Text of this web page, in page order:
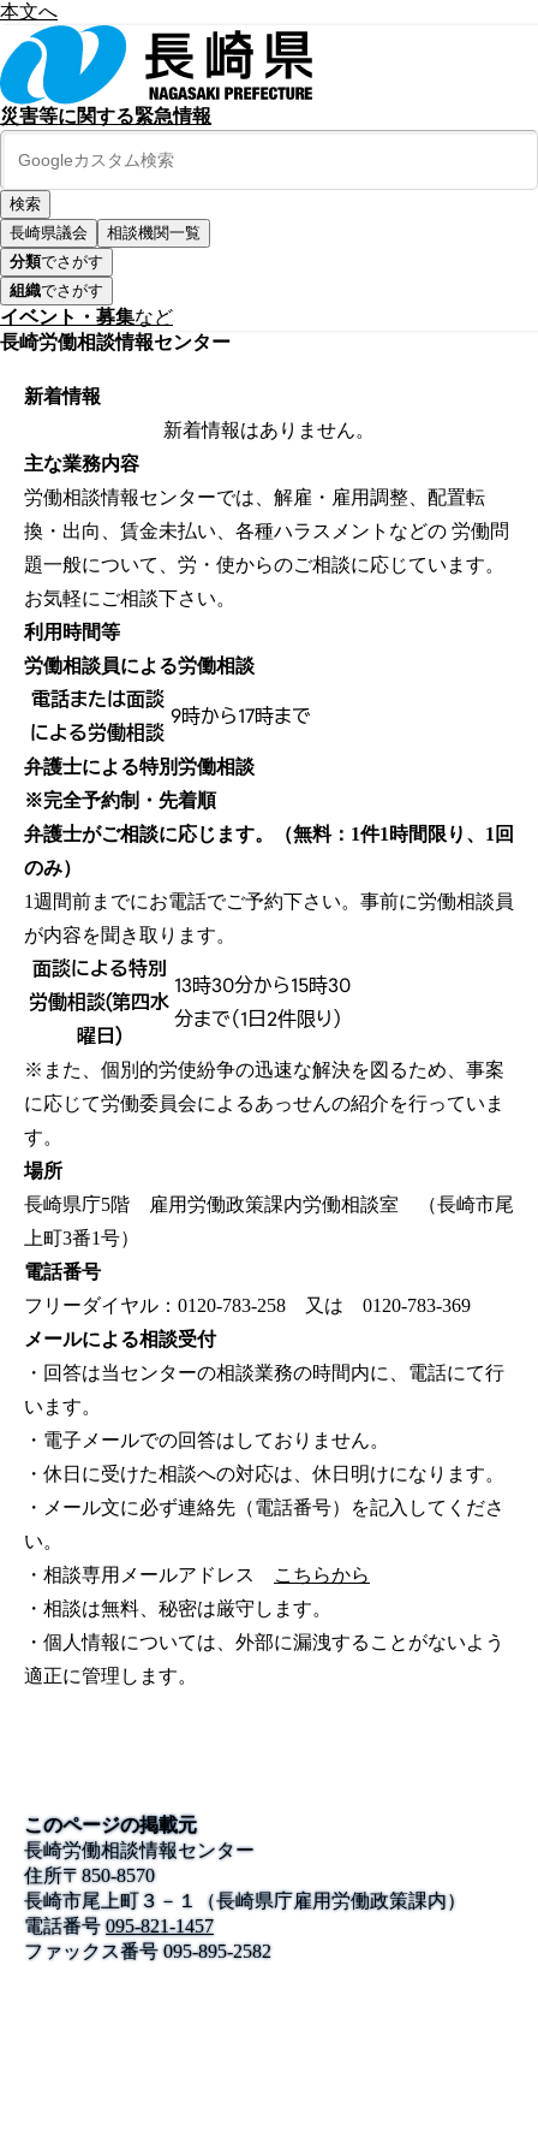
本文へ
災害等に関する緊急情報
長崎県議会
相談機関一覧
分類でさがす
組織でさがす
イベント・募集など
長崎労働相談情報センター
新着情報
新着情報はありません。
主な業務内容
労働相談情報センターでは、解雇・雇用調整、配置転
換・出向、賃金未払い、各種ハラスメントなどの 労働問
題一般について、労・使からのご相談に応じています。
お気軽にご相談下さい。
利用時間等
労働相談員による労働相談
電話または面談
による労働相談
9時から17時まで
弁護士による特別労働相談
※完全予約制・先着順
弁護士がご相談に応じます。（無料：1件1時間限り、1回
のみ）
1週間前までにお電話でご予約下さい。事前に労働相談員
が内容を聞き取ります。
面談による特別
労働相談(第四水
曜日)
13時30分から15時30
分まで（1日2件限り）
※また、個別的労使紛争の迅速な解決を図るため、事案
に応じて労働委員会によるあっせんの紹介を行っていま
す。
場所
長崎県庁5階 雇用労働政策課内労働相談室 （長崎市尾
上町3番1号）
電話番号
フリーダイヤル：0120-783-258 又は 0120-783-369
メールによる相談受付
・回答は当センターの相談業務の時間内に、電話にて行
います。
・電子メールでの回答はしておりません。
・休日に受けた相談への対応は、休日明けになります。
・メール文に必ず連絡先（電話番号）を記入してくださ
い。
・相談専用メールアドレス
こちらから
・相談は無料、秘密は厳守します。
・個人情報については、外部に漏洩することがないよう
適正に管理します。
このページの掲載元
長崎労働相談情報センター
住所〒850-8570
長崎市尾上町３－１（長崎県庁雇用労働政策課内）
電話番号 095-821-1457
ファックス番号095-895-2582